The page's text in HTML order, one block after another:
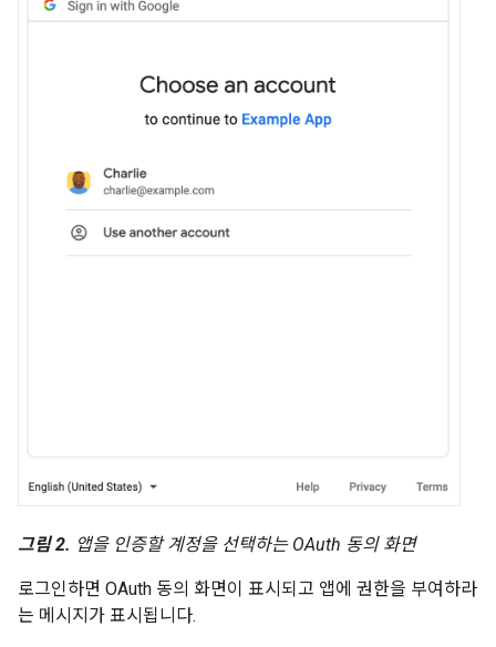
그림 2. 앱을 인증할 계정을 선택하는 OAuth 동의 화면
로그인하면 OAuth 동의 화면이 표시되고 앱에 권한을 부여하라
는 메시지가 표시됩니다.